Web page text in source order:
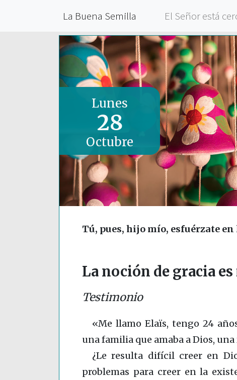
La Buena Semilla El Señor está
Lunes
28
Octubre
Tú, pues, hijo mío, esfuérzate en
La noción de gracia
Testimonio
«Me llamo Elaïs, tengo 24
una familia que amaba a Dios,
¿Le resulta difícil creer en
problemas para creer en la